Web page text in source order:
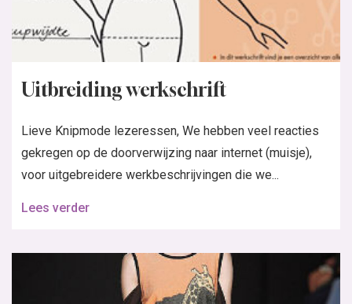
Uitbreiding werkschrift
Lieve Knipmode lezeressen, We hebben veel reacties
gekregen op de doorverwijzing naar internet (muisje),
voor uitgebreidere werkbeschrijvingen die we...
Lees verder